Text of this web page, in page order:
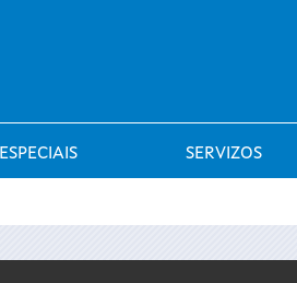
ESPECIAIS SERVIZOS